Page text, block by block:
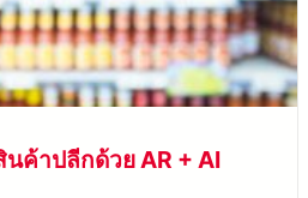
ค้าปลีกด้วย AR + AI